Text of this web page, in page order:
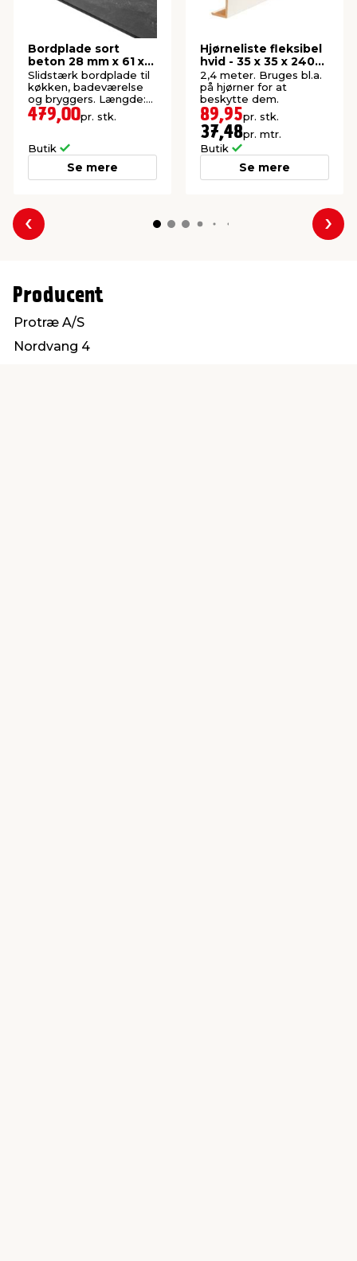
Bordplade sort
beton 28 mm x 61 x
300 cm
Slidstærk bordplade til
køkken, badeværelse
og bryggers. Længde:
300 cm.
479,00pr. stk.
Butik
Se mere
Hjørneliste fleksibel
hvid - 35 x 35 x 2400
mm
2,4 meter. Bruges bl.a.
på hjørner for at
beskytte dem.
89,95pr. stk.
37,48pr. mtr.
Butik
Se mere
Forrige
Producent
Protræ A/S
Nordvang 4